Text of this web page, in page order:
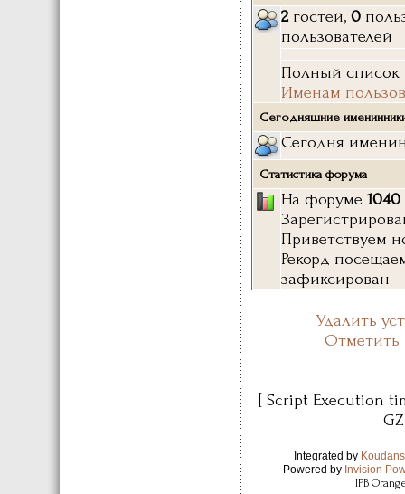
2 гостей, 0
пользователей
Полный
Именам
Сегодняшние
Сегодня
Статистика форума
На форуме 1040
Приветствуем
Рекорд
зафиксирован -
Удалить
Отметить
[ Script Execution
Integrated by
Powered by Invision
IPB